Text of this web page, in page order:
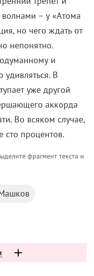
волнами – у «Атома
но чего ждать от
непонятно.
и
В
уже другой
аккорда
Во всяком случае,
сто процентов.
фрагмент текста и